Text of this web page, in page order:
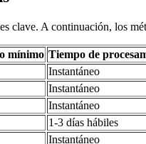
clave. A continuación, los
mínimo Tiempo de
Instantáneo
Instantáneo
Instantáneo
1-3 días hábiles
Instantáneo